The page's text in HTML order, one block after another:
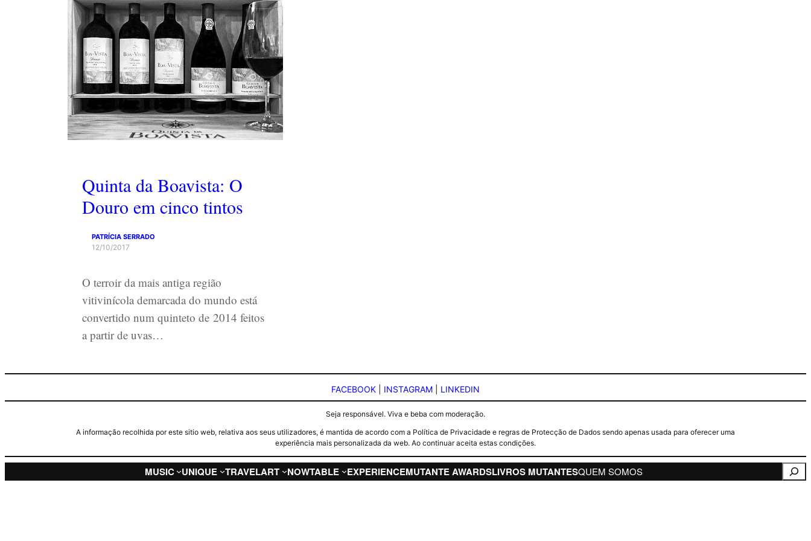
Quinta da Boavista: O
Douro em cinco tintos
PATRÍCIA SERRADO
12/10/2017
O terroir da mais antiga região
vitivinícola demarcada do mundo está
convertido num quinteto de 2014 feitos
a partir de uvas…
FACEBOOK INSTAGRAM LINKEDIN
Seja responsável. Viva e beba com moderação.
A informação recolhida por este sitio web, relativa aos seus utilizadores, é mantida de acordo com a Política de Privacidade e regras de Protecção de Dados sendo apenas usada para oferecer uma
experiência mais personalizada da web. Ao continuar aceita estas condições.
MUSIC UNIQUE TRAVELART NOWTABLE EXPERIENCEMUTANTE AWARDSLIVROS MUTANTESQUEM SOMOS